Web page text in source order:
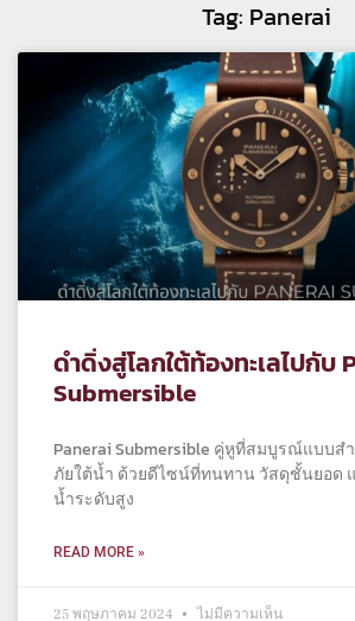
Tag: Panerai
ดำดิ่งสู่โลกใต้ท้องทะเลไปกับ
Submersible
Panerai Submersible คู่หูที่สมบูรณ์แบบส
ภัยใต้น้ำ ด้วยดีไซน์ที่ทนทาน วัสดุชั้นยอด
น้ำระดับสูง
READ MORE »
25 พฤษภาคม 2024 ไม่มีความเห็น